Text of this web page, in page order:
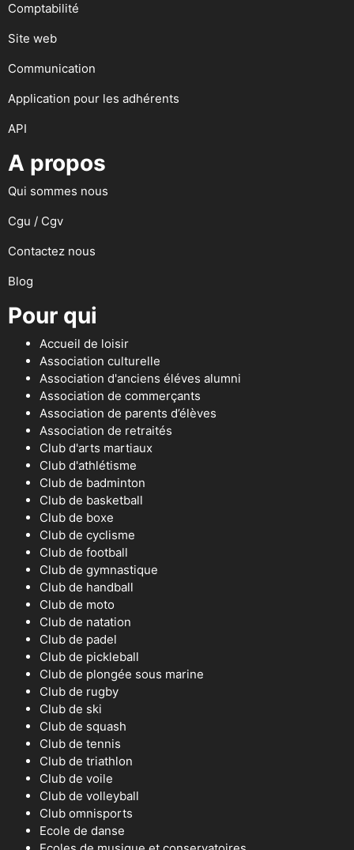
Comptabilité
Site web
Communication
Application pour les adhérents
API
A propos
Qui sommes nous
Cgu / Cgv
Contactez nous
Blog
Pour qui
Accueil de loisir
Association culturelle
Association d'anciens éléves alumni
Association de commerçants
Association de parents d’élèves
Association de retraités
Club d'arts martiaux
Club d'athlétisme
Club de badminton
Club de basketball
Club de boxe
Club de cyclisme
Club de football
Club de gymnastique
Club de handball
Club de moto
Club de natation
Club de padel
Club de pickleball
Club de plongée sous marine
Club de rugby
Club de ski
Club de squash
Club de tennis
Club de triathlon
Club de voile
Club de volleyball
Club omnisports
Ecole de danse